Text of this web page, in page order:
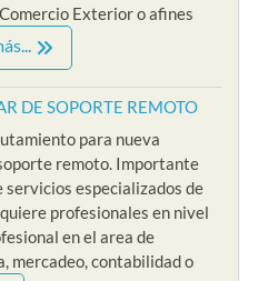
Exterior o afines
DE SOPORTE REMOTO
para nueva
remoto. Importante
especializados de
profesionales en nivel
en el area de
mercadeo, contabilidad o